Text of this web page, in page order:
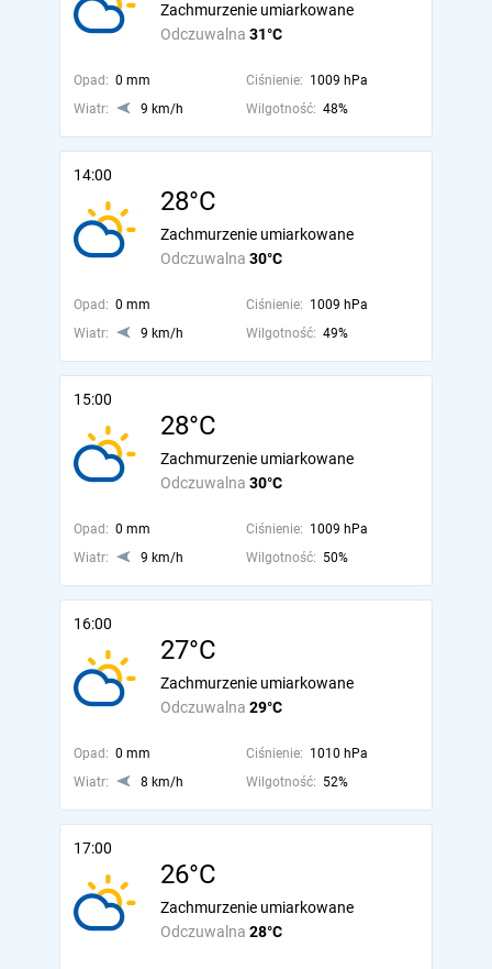
Odczuwalna 31°C
Zachmurzenie umiarkowane
Opad: 0 mm Ciśnienie: 1009 hPa
Wiatr:
9 km/h Wilgotność: 48%
14:00
28°C
Odczuwalna 30°C
Zachmurzenie umiarkowane
Opad: 0 mm Ciśnienie: 1009 hPa
Wiatr:
9 km/h Wilgotność: 49%
15:00
28°C
Odczuwalna 30°C
Zachmurzenie umiarkowane
Opad: 0 mm Ciśnienie: 1009 hPa
Wiatr:
9 km/h Wilgotność: 50%
16:00
27°C
Odczuwalna 29°C
Zachmurzenie umiarkowane
Opad: 0 mm Ciśnienie: 1010 hPa
Wiatr:
8 km/h Wilgotność: 52%
17:00
26°C
Odczuwalna 28°C
Zachmurzenie umiarkowane